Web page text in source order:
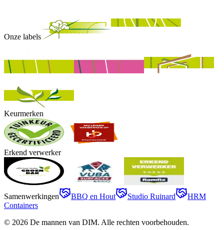
Onze labels
Keurmerken
Erkend verwerker
Samenwerkingen BBQ en Hout Studio Ruinard
HRM
Containers
© 2026 De mannen van DIM. Alle rechten voorbehouden.